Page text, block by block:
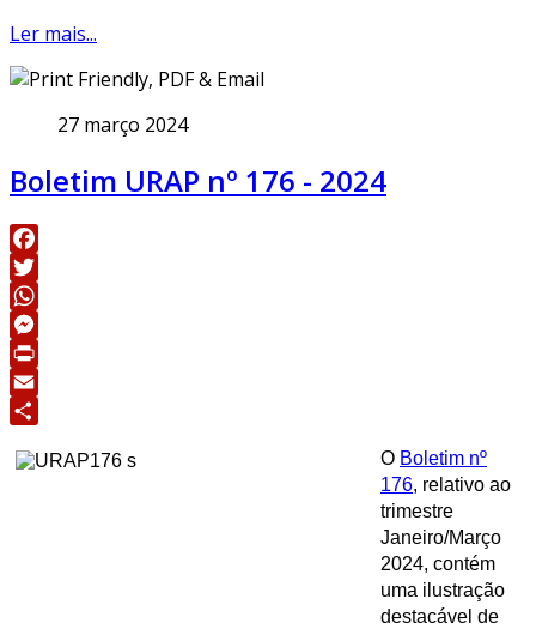
Ler mais...
27 março 2024
Boletim URAP nº 176 - 2024
Facebook
Twitter
WhatsApp
Messenger
Print
Email
O Boletim nº
176, relativo ao
trimestre
Janeiro/Março
2024, contém
uma ilustração
destacável de